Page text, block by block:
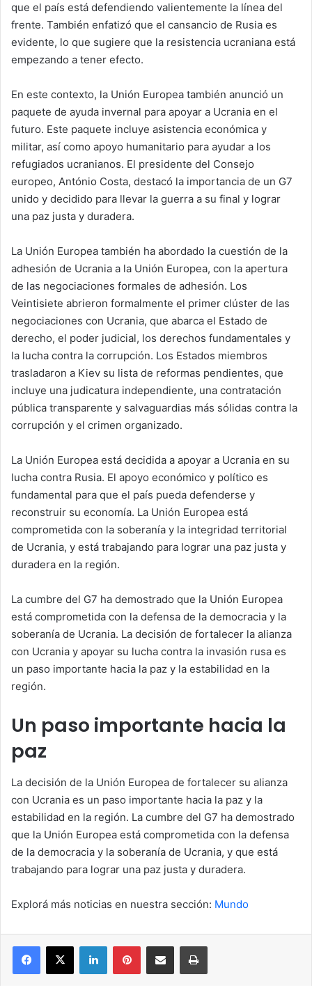
que el país está defendiendo valientemente la línea del
frente. También enfatizó que el cansancio de Rusia es
evidente, lo que sugiere que la resistencia ucraniana está
empezando a tener efecto.
En este contexto, la Unión Europea también anunció un
paquete de ayuda invernal para apoyar a Ucrania en el
futuro. Este paquete incluye asistencia económica y
militar, así como apoyo humanitario para ayudar a los
refugiados ucranianos. El presidente del Consejo
europeo, António Costa, destacó la importancia de un G7
unido y decidido para llevar la guerra a su final y lograr
una paz justa y duradera.
La Unión Europea también ha abordado la cuestión de la
adhesión de Ucrania a la Unión Europea, con la apertura
de las negociaciones formales de adhesión. Los
Veintisiete abrieron formalmente el primer clúster de las
negociaciones con Ucrania, que abarca el Estado de
derecho, el poder judicial, los derechos fundamentales y
la lucha contra la corrupción. Los Estados miembros
trasladaron a Kiev su lista de reformas pendientes, que
incluye una judicatura independiente, una contratación
pública transparente y salvaguardias más sólidas contra la
corrupción y el crimen organizado.
La Unión Europea está decidida a apoyar a Ucrania en su
lucha contra Rusia. El apoyo económico y político es
fundamental para que el país pueda defenderse y
reconstruir su economía. La Unión Europea está
comprometida con la soberanía y la integridad territorial
de Ucrania, y está trabajando para lograr una paz justa y
duradera en la región.
La cumbre del G7 ha demostrado que la Unión Europea
está comprometida con la defensa de la democracia y la
soberanía de Ucrania. La decisión de fortalecer la alianza
con Ucrania y apoyar su lucha contra la invasión rusa es
un paso importante hacia la paz y la estabilidad en la
región.
Un paso importante hacia la
paz
La decisión de la Unión Europea de fortalecer su alianza
con Ucrania es un paso importante hacia la paz y la
estabilidad en la región. La cumbre del G7 ha demostrado
que la Unión Europea está comprometida con la defensa
de la democracia y la soberanía de Ucrania, y que está
trabajando para lograr una paz justa y duradera.
Explorá más noticias en nuestra sección: Mundo
Facebook
X LinkedInPinterestCompartir por correo electrónicoImprimir